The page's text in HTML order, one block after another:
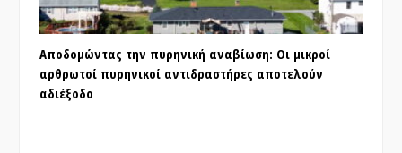
Αποδομώντας την πυρηνική αναβίωση: Οι μικροί
αρθρωτοί πυρηνικοί αντιδραστήρες αποτελούν
αδιέξοδο